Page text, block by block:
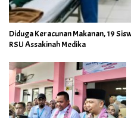
Diduga Keracunan Makanan, 19
RSU Assakinah Medika